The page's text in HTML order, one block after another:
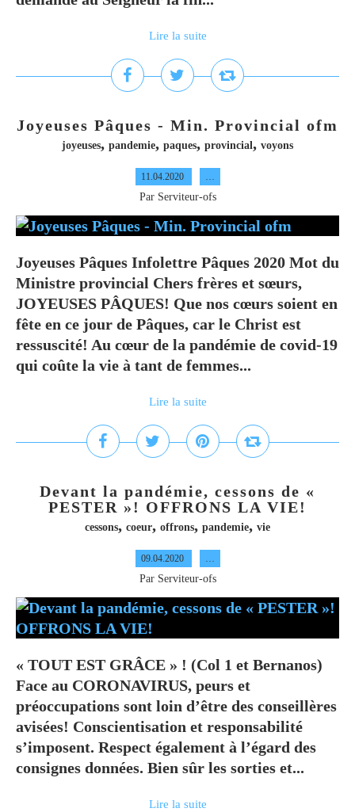
Lire la suite
Joyeuses Pâques - Min. Provincial ofm
joyeuses, pandemie, paques, provincial, voyons
11.04.2020 …
Par Serviteur-ofs
Joyeuses Pâques Infolettre Pâques 2020 Mot du
Ministre provincial Chers frères et sœurs,
JOYEUSES PÂQUES! Que nos cœurs soient en
fête en ce jour de Pâques, car le Christ est
ressuscité! Au cœur de la pandémie de covid-19
qui coûte la vie à tant de femmes...
Lire la suite
Devant la pandémie, cessons de «
PESTER »! OFFRONS LA VIE!
cessons, coeur, offrons, pandemie, vie
09.04.2020 …
Par Serviteur-ofs
« TOUT EST GRÂCE » ! (Col 1 et Bernanos)
Face au CORONAVIRUS, peurs et
préoccupations sont loin d’être des conseillères
avisées! Conscientisation et responsabilité
s’imposent. Respect également à l’égard des
consignes données. Bien sûr les sorties et...
Lire la suite